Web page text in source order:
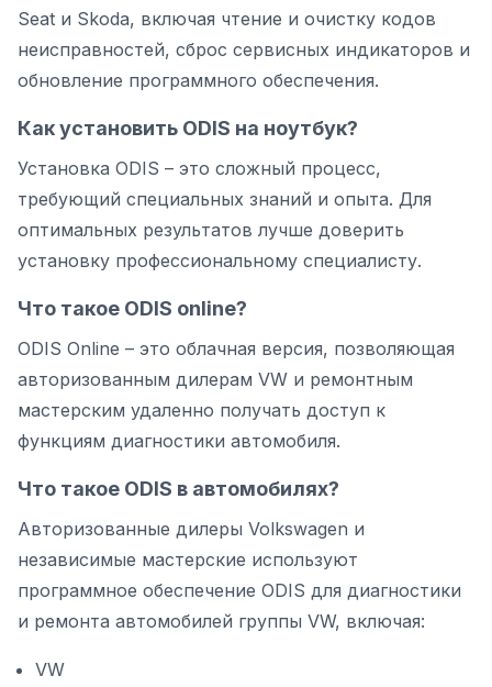
Seat и Skoda, включая чтение и очистку кодов
неисправностей, сброс сервисных индикаторов и
обновление программного обеспечения.
Как установить ODIS на ноутбук?
Установка ODIS – это сложный процесс,
требующий специальных знаний и опыта. Для
оптимальных результатов лучше доверить
установку профессиональному специалисту.
Что такое ODIS online?
ODIS Online – это облачная версия, позволяющая
авторизованным дилерам VW и ремонтным
мастерским удаленно получать доступ к
функциям диагностики автомобиля.
Что такое ODIS в автомобилях?
Авторизованные дилеры Volkswagen и
независимые мастерские используют
программное обеспечение ODIS для диагностики
и ремонта автомобилей группы VW, включая:
VW